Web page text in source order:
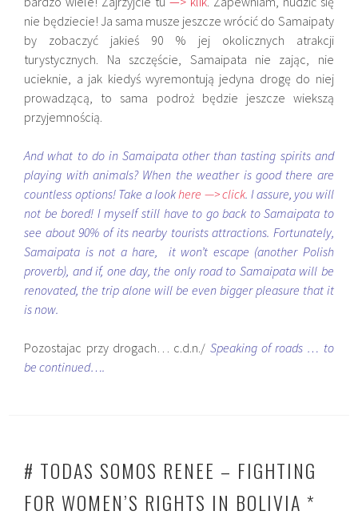
nie będziecie! Ja sama musze jeszcze wrócić do Samaipaty
by zobaczyć jakieś 90 % jej okolicznych atrakcji
turystycznych. Na szczęście, Samaipata nie zając, nie
ucieknie, a jak kiedyś wyremontują jedyna drogę do niej
prowadzącą, to sama podroż będzie jeszcze wiekszą
przyjemnością.
And what to do in Samaipata other than tasting spirits and
playing with animals? When the weather is good there are
countless options! Take a lookhere —> click. I assure, you will
not be bored! I myself still have to go back to Samaipata to
see about 90% of its nearby tourists attractions. Fortunately,
Samaipata is not a hare, it won’t escape (another Polish
proverb), and if, one day, the only road to Samaipata will be
renovated, the trip alone will be even bigger pleasure that it
is now.
Pozostajac przy drogach… c.d.n./ Speaking of roads … to
be continued….
# TODAS SOMOS RENEE – FIGHTING
FOR WOMEN’S RIGHTS IN BOLIVIA *